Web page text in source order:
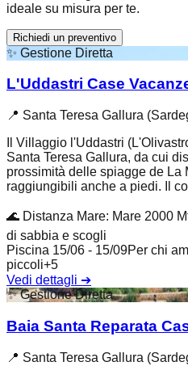
ideale su misura per te.
Richiedi un preventivo
✨ Gestione Diretta
L'Uddastri Case
📍 Santa Teresa Gallura
Il Villaggio l'Uddastri
Santa Teresa Gallura, da cui
prossimità delle spiagge de La
raggiungibili anche a piedi. Il
🌊 Distanza Mare: Mare 2000
di sabbia e scogli
Piscina 15/06 - 15/09Per chi
piccoli+5
Vedi dettagli ➔
✨Gestione Diretta
Baia Santa Reparata
📍 Santa Teresa Gallura